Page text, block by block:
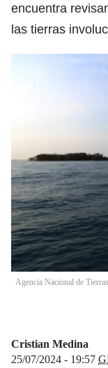
encuentra
las tierras
Agencia Nacional de Tierras
Cristian Medina
25/07/2024 - 19:57